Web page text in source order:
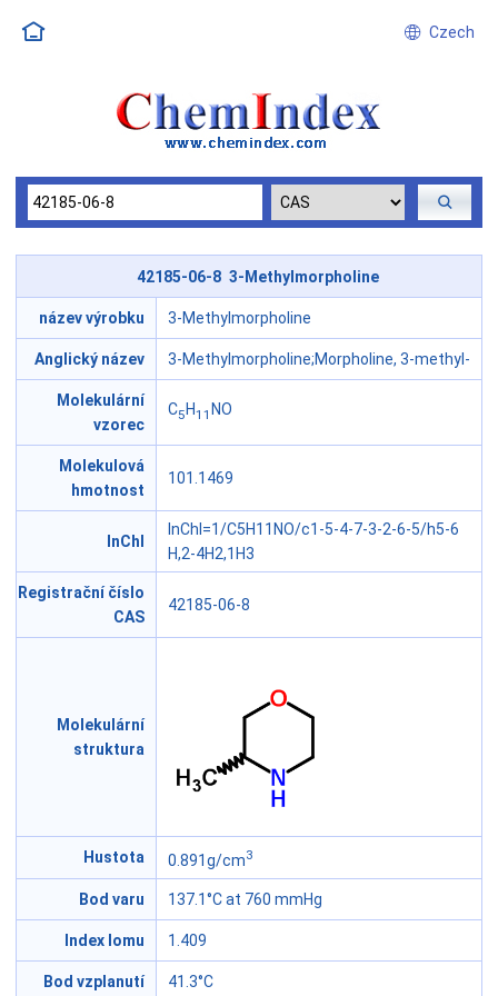
Czech
42185-06-8 3-Methylmorpholine
název výrobku 3-Methylmorpholine
Anglický název 3-Methylmorpholine;Morpholine, 3-methyl-
Molekulární
vzorec
C5 H11 NO
Molekulová
hmotnost
101.1469
InChl
InChI=1/C5H11NO/c1-5-4-7-3-2-6-5/h5-6
H,2-4H2,1H3
Registrační číslo
CAS
42185-06-8
Molekulární
struktura
Hustota 0.891g/cm3
Bod varu 137.1°C at 760 mmHg
Index lomu 1.409
Bod vzplanutí 41.3°C